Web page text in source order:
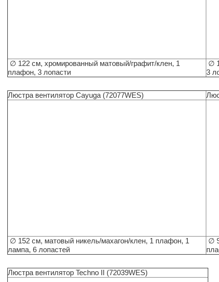
∅ 122 см, хромированный матовый/графит/клен, 1
плафон, 3 лопасти
∅
3
Люстра вентилятор Cayuga (72077WES)
∅ 152 см, матовый никель/махагон/клен, 1 плафон, 1
лампа, 6 лопастей
∅
Люстра вентилятор Techno II (72039WES)